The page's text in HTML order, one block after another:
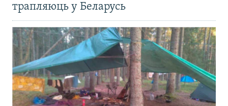
трапляюць у Беларусь